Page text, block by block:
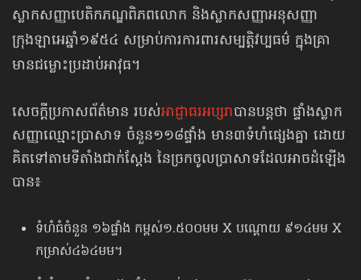
ស្លាកសញ្ញាបេតិកភណ្ឌពិភពលោក និងស្លាកសញ្ញាអនុសញ្ញា
ក្រុងឡាអេឆ្នាំ១៩៥៤ សម្រាប់ការការពារសម្បត្តិវប្បធម៌ ក្នុងគ្រា
មានជម្លោះប្រដាប់អាវុធ។
សេចក្ដីប្រកាសព័ត៌មាន របស់អាជ្ញាធរអប្សរាបានបន្តថា ផ្ទាំងស្លាក
សញ្ញាឈ្មោះប្រាសាទ ចំនួន​១១៨​ផ្ទាំង មាន៣ទំហំផ្សេងគ្នា ដោយ
គិតទៅតាមទីតាំងជាក់ស្តែង នៃច្រកចូលប្រាសាទដែលអាចដំឡើង
បាន៖
​ទំហំធំចំនួន ១៦ផ្ទាំង កម្ពស់១.៥០០មម X បណ្ដោយ ៩១៤មម X
កម្រាស់៤៦៤មម។